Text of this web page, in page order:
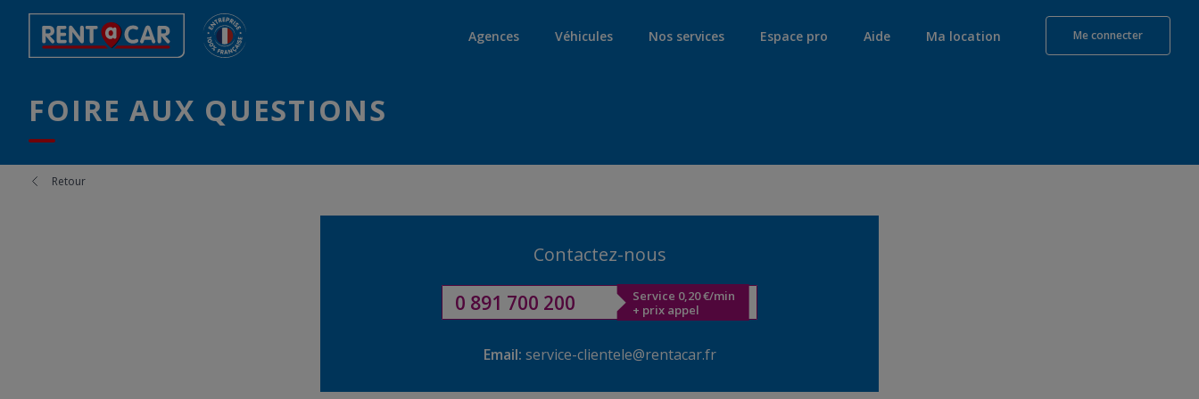
Agences Véhicules Nos services Espace pro Aide Ma location Me connecter
FOIRE AUX QUESTIONS
Retour
Contactez-nous
Service 0,20 €/min
+ prix appel
0 891 700 200
Email: service-clientele@rentacar.fr